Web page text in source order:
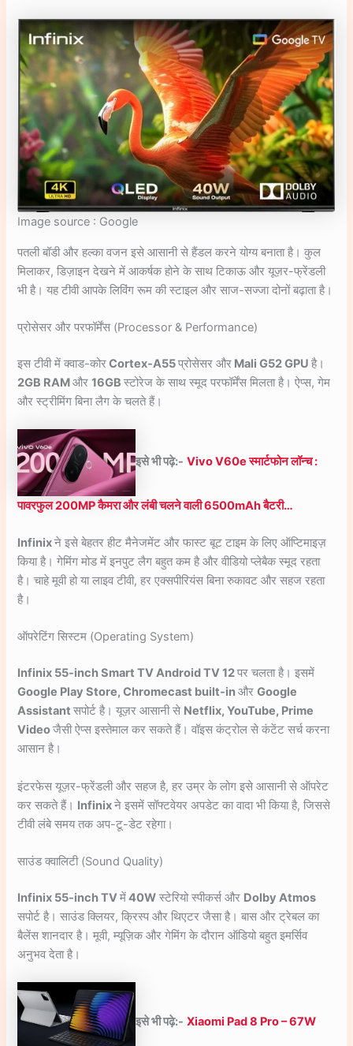
Image source : Google
पतली बॉडी और हल्का वजन इसे आसानी से हैंडल करने योग्य बनाता है। कुल
मिलाकर, डिज़ाइन देखने में आकर्षक होने के साथ टिकाऊ और यूज़र-फ्रेंडली
भी है। यह टीवी आपके लिविंग रूम की स्टाइल और साज-सज्जा दोनों बढ़ाता है।
प्रोसेसर और परफॉर्मेंस (Processor & Performance)
इस टीवी में क्वाड-कोरCortex-A55प्रोसेसर और Mali G52 GPUहै।
2GB RAMऔर16GBस्टोरेज के साथ स्मूद परफॉर्मेंस मिलता है। ऐप्स, गेम
और स्ट्रीमिंग बिना लैग के चलते हैं।
इसे भी पढ़े:- Vivo V60e स्मार्टफोन लॉन्च :
पावरफुल 200MP कैमरा और लंबी चलने वाली 6500mAh बैटरी…
Infinixने इसे बेहतर हीट मैनेजमेंट और फास्ट बूट टाइम के लिए ऑप्टिमाइज़
किया है। गेमिंग मोड में इनपुट लैग बहुत कम है और वीडियो प्लेबैक स्मूद रहता
है। चाहे मूवी हो या लाइव टीवी, हर एक्सपीरियंस बिना रुकावट और सहज रहता
है।
ऑपरेटिंग सिस्टम (Operating System)
Infinix 55-inch Smart TV Android TV 12पर चलता है। इसमें
Google Play Store, Chromecast built-inऔरGoogle
Assistantसपोर्ट है। यूज़र आसानी से Netflix, YouTube, Prime
Videoजैसी ऐप्स इस्तेमाल कर सकते हैं। वॉइस कंट्रोल से कंटेंट सर्च करना
आसान है।
इंटरफेस यूज़र-फ्रेंडली और सहज है, हर उम्र के लोग इसे आसानी से ऑपरेट
कर सकते हैं। Infinixने इसमें सॉफ्टवेयर अपडेट का वादा भी किया है, जिससे
टीवी लंबे समय तक अप-टू-डेट रहेगा।
साउंड क्वालिटी (Sound Quality)
Infinix 55-inch TVमें40W स्टेरियो स्पीकर्स और Dolby Atmos
सपोर्ट है। साउंड क्लियर, क्रिस्प और थिएटर जैसा है। बास और ट्रेबल का
बैलेंस शानदार है। मूवी, म्यूज़िक और गेमिंग के दौरान ऑडियो बहुत इमर्सिव
अनुभव देता है।
इसे भी पढ़े:- Xiaomi Pad 8 Pro – 67W